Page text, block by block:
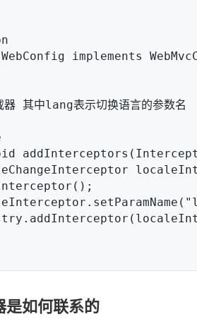
implements
是如何联系的